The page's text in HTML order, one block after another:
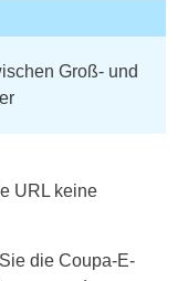
Groß- und
URL keine
die Coupa-E-